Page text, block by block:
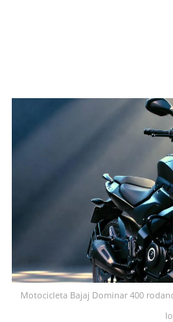
Motocicleta Bajaj Dominar 400